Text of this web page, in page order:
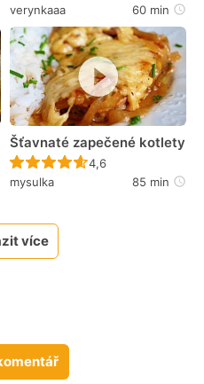
verynkaaa
60 min
hodnocen
Šťavnaté zapečené kotlety
Recept ještě nebyl
4,6
mysulka
85 min
více